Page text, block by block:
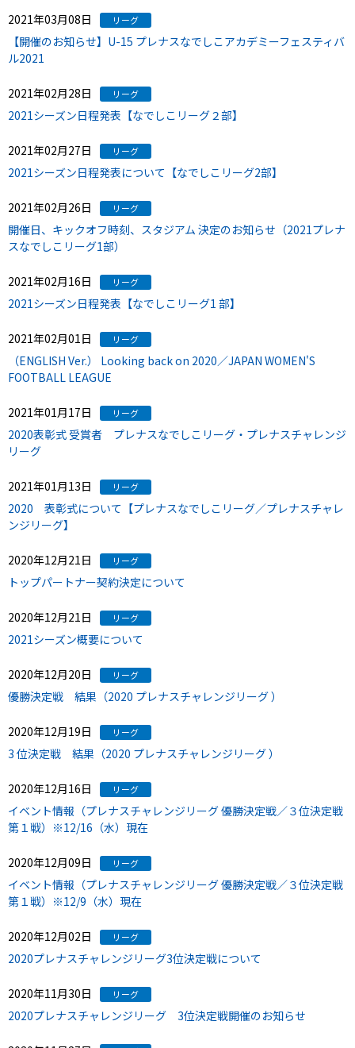
2021年03月08日 リーグ
【開催のお知らせ】U-15 プレナスなでしこアカデミーフェスティバ
ル2021
2021年02月28日 リーグ
2021シーズン日程発表【なでしこリーグ２部】
2021年02月27日 リーグ
2021シーズン日程発表について【なでしこリーグ2部】
2021年02月26日 リーグ
開催日、キックオフ時刻、スタジアム 決定のお知らせ（2021プレナ
スなでしこリーグ1部）
2021年02月16日 リーグ
2021シーズン日程発表【なでしこリーグ1 部】
2021年02月01日 リーグ
（ENGLISH Ver.） Looking back on 2020／JAPAN WOMEN'S
FOOTBALL LEAGUE
2021年01月17日 リーグ
2020表彰式 受賞者 プレナスなでしこリーグ・プレナスチャレンジ
リーグ
2021年01月13日 リーグ
2020 表彰式について【プレナスなでしこリーグ／プレナスチャレ
ンジリーグ】
2020年12月21日 リーグ
トップパートナー契約決定について
2020年12月21日 リーグ
2021シーズン概要について
2020年12月20日 リーグ
優勝決定戦 結果（2020 プレナスチャレンジリーグ ）
2020年12月19日 リーグ
3 位決定戦 結果（2020 プレナスチャレンジリーグ ）
2020年12月16日 リーグ
イベント情報（プレナスチャレンジリーグ 優勝決定戦／３位決定戦
第１戦）※12/16（水）現在
2020年12月09日 リーグ
イベント情報（プレナスチャレンジリーグ 優勝決定戦／３位決定戦
第１戦）※12/9（水）現在
2020年12月02日 リーグ
2020プレナスチャレンジリーグ3位決定戦について
2020年11月30日 リーグ
2020プレナスチャレンジリーグ 3位決定戦開催のお知らせ